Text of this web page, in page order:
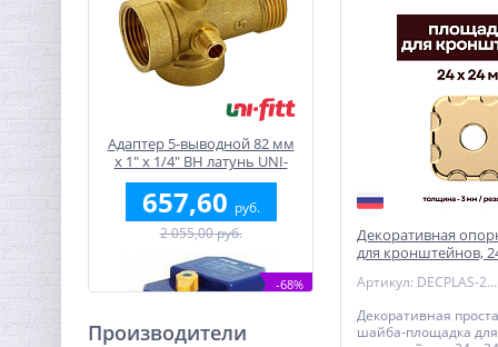
Адаптер 5-выводной 82 мм
х 1" х 1/4" ВН латунь UNI-
FITT
657,60 руб.
2 055,00 руб.
-68%
Производители
Декоративная
для кронштейнов,
Артикул: DECPLAS-24-MED
Декоративная
шайба-площадка